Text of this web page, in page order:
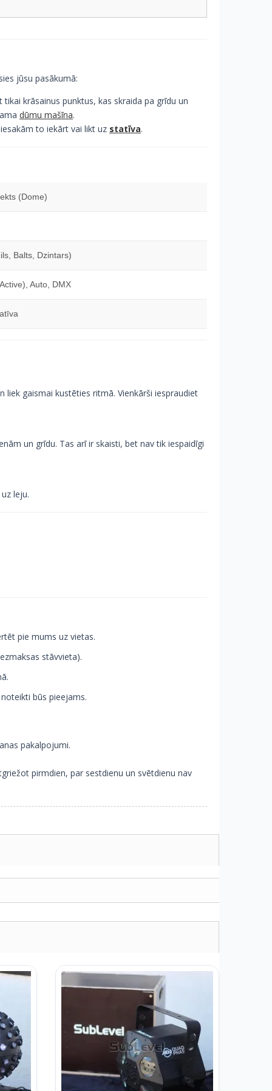
jūsu pasākumā:
krāsainus punktus, kas skraida pa grīdu un
dūmu mašīna.
to iekārt vai likt uz statīva.
(Dome)
Balts, Dzintars)
Auto, DMX
liek gaismai kustēties ritmā. Vienkārši iespraudiet
un grīdu. Tas arī ir skaisti, bet nav tik iespaidīgi
leju.
pie mums uz vietas.
stāvvieta).
būs pieejams.
pakalpojumi.
pirmdien, par sestdienu un svētdienu nav